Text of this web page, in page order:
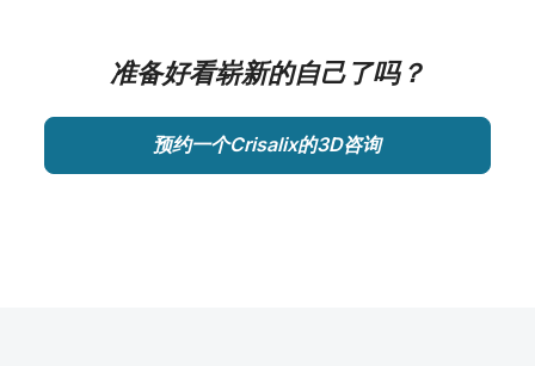
准备好看崭新的自己了吗？
预约一个Crisalix的3D咨询